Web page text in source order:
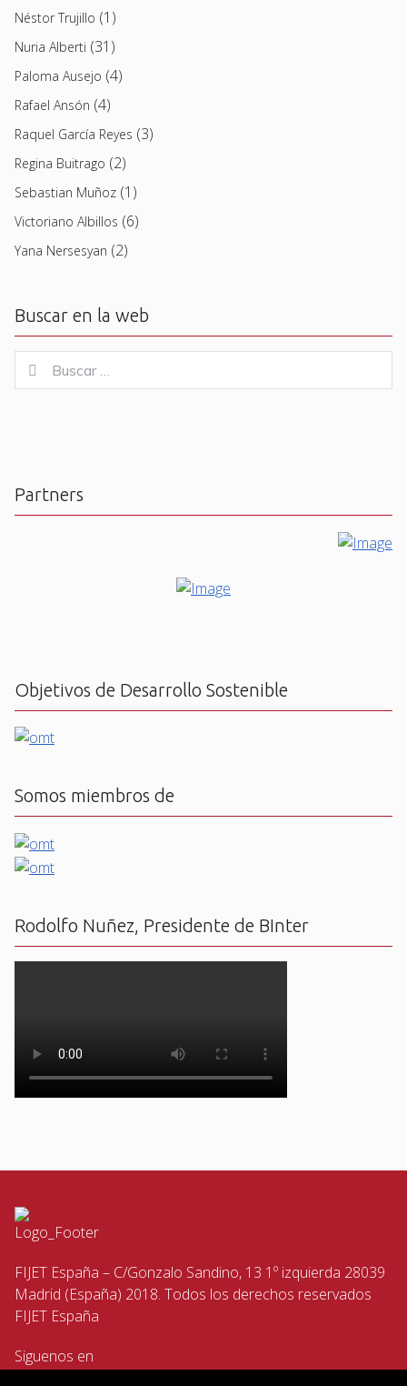
Néstor Trujillo (1)
Nuria Alberti (31)
Paloma Ausejo (4)
Rafael Ansón (4)
Raquel García Reyes (3)
Regina Buitrago (2)
Sebastian Muñoz (1)
Victoriano Albillos (6)
Yana Nersesyan (2)
Buscar en la web
for:
Buscar
Partners
Objetivos de Desarrollo Sostenible
Somos miembros de
Rodolfo Nuñez, Presidente de BInter
FIJET España – C/Gonzalo Sandino, 13 1º izquierda 28039
Madrid (España) 2018. Todos los derechos reservados
FIJET España
Siguenos en